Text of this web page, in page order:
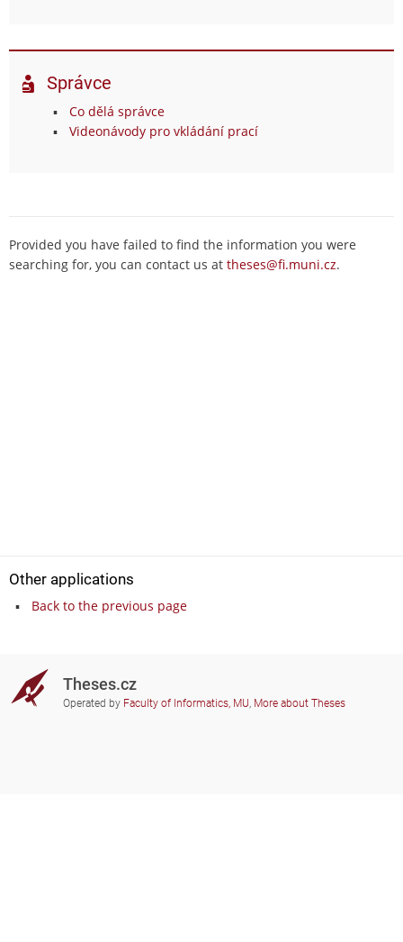
Správce
Co dělá správce
Videonávody pro vkládání prací
Provided you have failed to find the information you were
searching for, you can contact us at theses@fi.muni.cz.
Other applications
Back to the previous page
Theses.cz
Operated by Faculty of Informatics, MU, More about Theses